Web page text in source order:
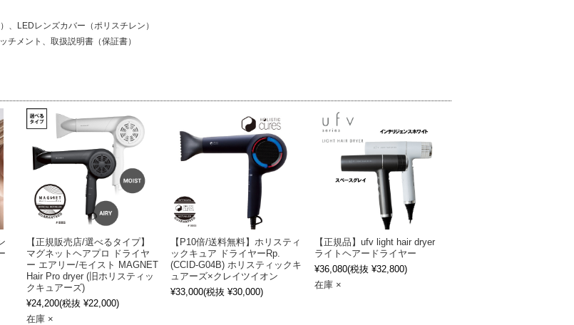
、LEDレンズカバー（ポリスチレン）
チメント、取扱説明書（保証書）
【正規販売店/選べるタイプ】
マグネットヘアプロ ドライヤ
ー エアリー/モイスト MAGNET
Hair Pro dryer (旧ホリスティッ
クキュアーズ)
¥24,200(税抜 ¥22,000)
在庫 ×
【P10倍/送料無料】ホリスティ
ックキュア ドライヤーRp.
(CCID-G04B) ホリスティックキ
ュアーズ×クレイツイオン
¥33,000(税抜 ¥30,000)
【正規品】ufv light hair dryer
ライトヘアードライヤー
¥36,080(税抜 ¥32,800)
在庫 ×